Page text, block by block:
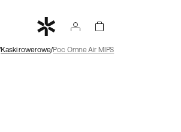
Kaski rowerowe Poc Omne Air MIPS